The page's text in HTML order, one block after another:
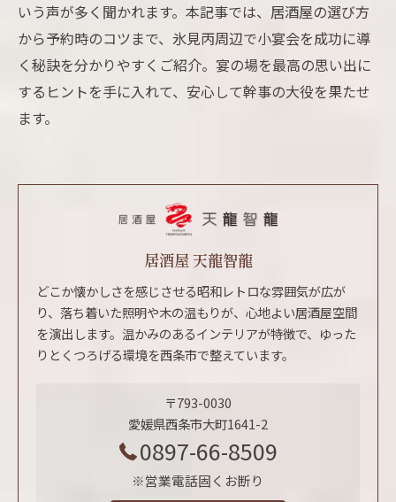
いう声が多く聞かれます。本記事では、居酒屋の選び方
から予約時のコツまで、氷見丙周辺で小宴会を成功に導
く秘訣を分かりやすくご紹介。宴の場を最高の思い出に
するヒントを手に入れて、安心して幹事の大役を果たせ
ます。
居酒屋 天龍智龍
どこか懐かしさを感じさせる昭和レトロな雰囲気が広が
り、落ち着いた照明や木の温もりが、心地よい居酒屋空間
を演出します。温かみのあるインテリアが特徴で、ゆった
りとくつろげる環境を西条市で整えています。
〒793-0030
愛媛県西条市大町1641-2
0897-66-8509
※営業電話固くお断り